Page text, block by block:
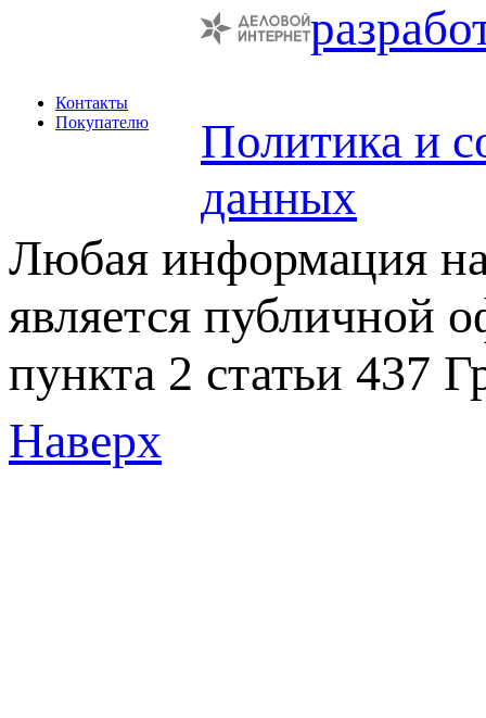
Контакты
Покупателю
Политика и
данных
Любая информация на
является публичной
пункта 2 статьи 437
Наверх